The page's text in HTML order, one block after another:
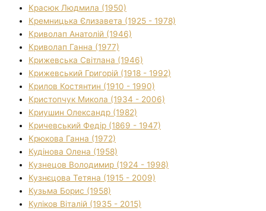
Красюк Людмила (1950)
Кремницька Єлизавета (1925 - 1978)
Криволап Анатолій (1946)
Криволап Ганна (1977)
Крижевська Світлана (1946)
Крижевський Григорій (1918 - 1992)
Крилов Костянтин (1910 - 1990)
Кристопчук Микола (1934 - 2006)
Криушин Олександр (1982)
Кричевський Федір (1869 - 1947)
Крюкова Ганна (1972)
Кудінова Олена (1958)
Кузнецов Володимир (1924 - 1998)
Кузнєцова Тетяна (1915 - 2009)
Кузьма Борис (1958)
Куліков Віталій (1935 - 2015)